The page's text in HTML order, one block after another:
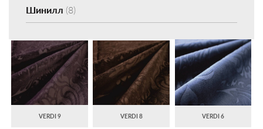
Шинилл (8)
VERDI 9 VERDI 8 VERDI 6